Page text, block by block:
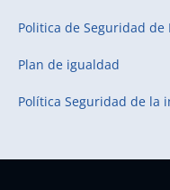
Politica de Seguridad
Plan de igualdad
Política Seguridad de la